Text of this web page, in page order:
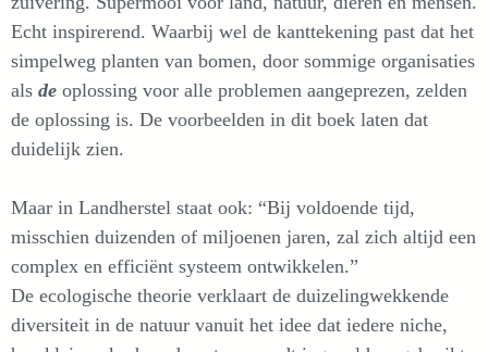
Echt inspirerend. Waarbij wel de kanttekening past dat het
simpelweg planten van bomen, door sommige organisaties
als de oplossing voor alle problemen aangeprezen, zelden
de oplossing is. De voorbeelden in dit boek laten dat
duidelijk zien.
Maar in Landherstel staat ook: “Bij voldoende tijd,
misschien duizenden of miljoenen jaren, zal zich altijd een
complex en efficiënt systeem ontwikkelen.”
De ecologische theorie verklaart de duizelingwekkende
diversiteit in de natuur vanuit het idee dat iedere niche,